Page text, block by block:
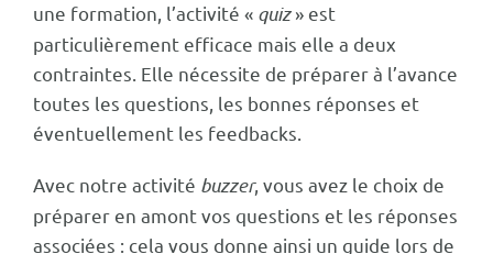
une formation, l’activité « quiz» est
particulièrement efficace mais elle a deux
contraintes. Elle nécessite de préparer à l’avance
toutes les questions, les bonnes réponses et
éventuellement les feedbacks.
Avec notre activité buzzer, vous avez le choix de
préparer en amont vos questions et les réponses
associées : cela vous donne ainsi un guide lors de